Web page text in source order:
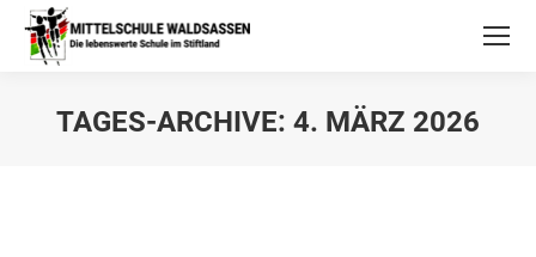
TAGES-ARCHIVE: 4. MÄRZ 2026